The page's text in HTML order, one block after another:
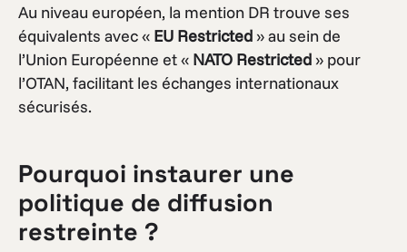
Au niveau européen, la mention DR trouve ses
équivalents avec « EU Restricted » au sein de
l’Union Européenne et « NATO Restricted » pour
l’OTAN, facilitant les échanges internationaux
sécurisés.
Pourquoi instaurer une
politique de diffusion
restreinte ?